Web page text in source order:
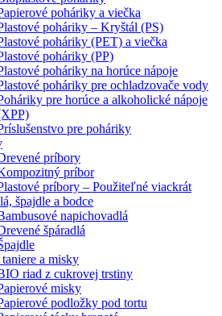
poháriky a viečka
poháriky – Kryštál (PS)
poháriky (PET) a viečka
poháriky (PP)
poháriky na horúce nápoje
poháriky pre ochladzovače vody
pre horúce a alkoholické nápoje
pre poháriky
príbory
príbor
príbory – Použiteľné viackrát
špajdle a bodce
napichovadlá
špáradlá
a misky
riad z cukrovej trstiny
misky
podložky pod tortu